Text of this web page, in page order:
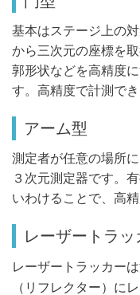
基本はステージ上の
から三次元の座標を
郭形状などを高精度
す。高精度で計測で
アーム型
測定者が任意の場所
３次元測定器です。
いわけることで、高
レーザートラッ
レーザートラッカー
（リフレクター）に